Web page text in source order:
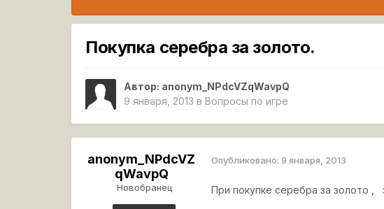
Покупка серебра за золото.
Автор: anonym_NPdcVZqWavpQ
9 января, 2013 в Вопросы по игре
anonym_NPdcVZ
qWavpQ
Новобранец
Опубликовано:9 января, 2013
При покупке серебра за золото ,